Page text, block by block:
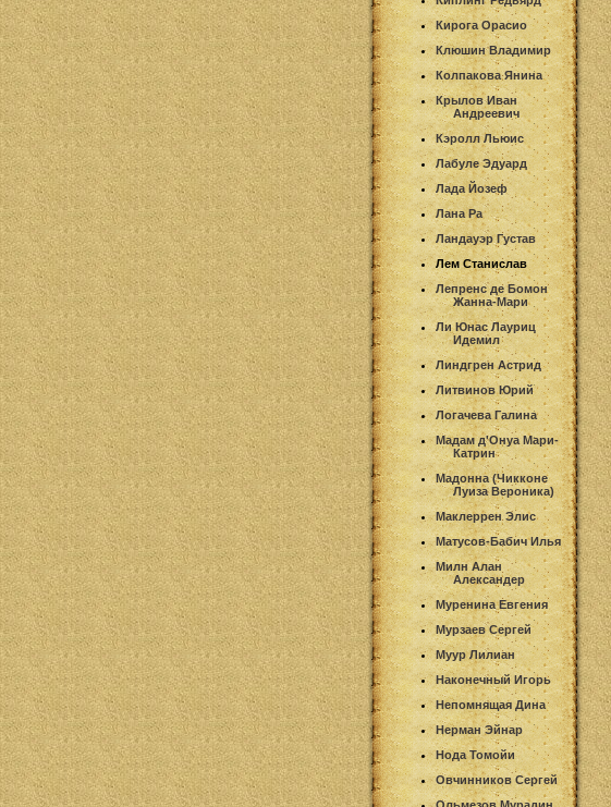
Кирога Орасио
Клюшин Владимир
Колпакова Янина
Крылов Иван
Андреевич
Кэролл Льюис
Лабуле Эдуард
Лада Йозеф
Лана Ра
Ландауэр Густав
Лем Станислав
Лепренс де Бомон
Жанна-Мари
Ли Юнас Лауриц
Идемил
Линдгрен Астрид
Литвинов Юрий
Логачева Галина
Мадам д'Онуа Мари-
Катрин
Мадонна (Чикконе
Луиза Вероника)
Маклеррен Элис
Матусов-Бабич Илья
Милн Алан
Александер
Муренина Евгения
Мурзаев Сергей
Муур Лилиан
Наконечный Игорь
Непомнящая Дина
Нерман Эйнар
Нода Томойи
Овчинников Сергей